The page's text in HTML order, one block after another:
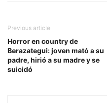
Previous article
Horror en country de
Berazategui: joven mató a su
padre, hirió a su madre y se
suicidó